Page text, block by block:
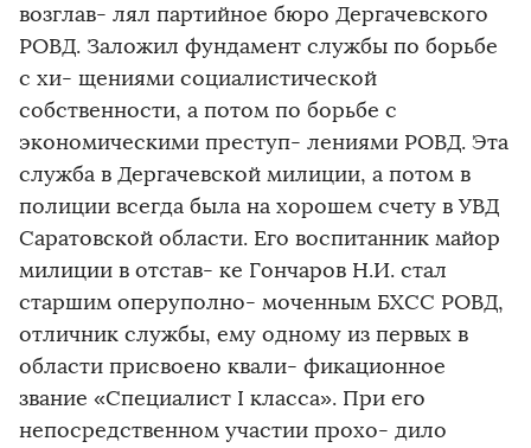
возглав- лял партийное бюро Дергачевского
РОВД. Заложил фундамент службы по борьбе
с хи- щениями социалистической
собственности, а потом по борьбе с
экономическими преступ- лениями РОВД. Эта
служба в Дергачевской милиции, а потом в
полиции всегда была на хорошем счету в УВД
Саратовской области. Его воспитанник майор
милиции в отстав- ке Гончаров Н.И. стал
старшим оперуполно- моченным БХСС РОВД,
отличник службы, ему одному из первых в
области присвоено квали- фикационное
звание «Специалист I класса». При его
непосредственном участии прохо- дило